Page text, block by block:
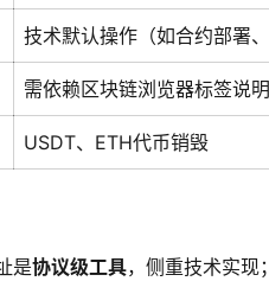
技术默认操作（如合约部署、
需依赖区块链浏览器标签说明
USDT、ETH代币销毁
是协议级工具，侧重技术实现；